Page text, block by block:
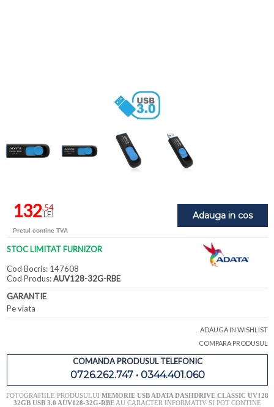
Adauga in cos
132,54
LEI
Pretul contine TVA
STOC LIMITAT FURNIZOR
Cod Bocris: 147608
Cod Produs:AUV128-32G-RBE
GARANTIE
Pe viata
ADAUGA IN WISHLIST
COMPARA PRODUSUL
COMANDA PRODUSUL TELEFONIC
0726.262.747 • 0344.401.060
FOTOGRAFIILE PRODUSULUI MEMORIE USB ADATA DASHDRIVE CLASSIC UV128
32GB USB 3.0 AUV128-32G-RBEAU CARACTER INFORMATIV SI POT CONTINE